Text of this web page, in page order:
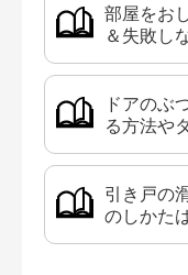
部屋をお
＆失敗し
ドアのぶ
る方法や
引き戸の
のしかた